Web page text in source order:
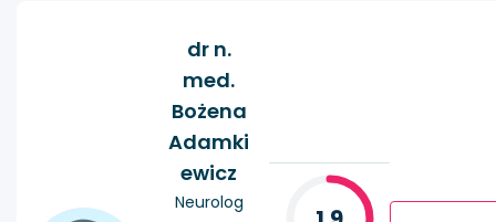
dr n.
med.
Bożena
Adamki
ewicz
Neurolog